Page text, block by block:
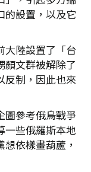
的設置，以及它
大陸設置了「台
顏文群被解除了
反制，因此也來
圖參考俄烏戰爭
一些俄羅斯本地
依樣畫葫蘆，